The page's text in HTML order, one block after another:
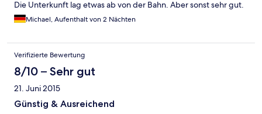
Die Unterkunft lag etwas ab von der Bahn. Aber sonst sehr gut.
Michael, Aufenthalt von 2 Nächten
Verifizierte Bewertung
8/10 – Sehr gut
21. Juni 2015
Günstig & Ausreichend